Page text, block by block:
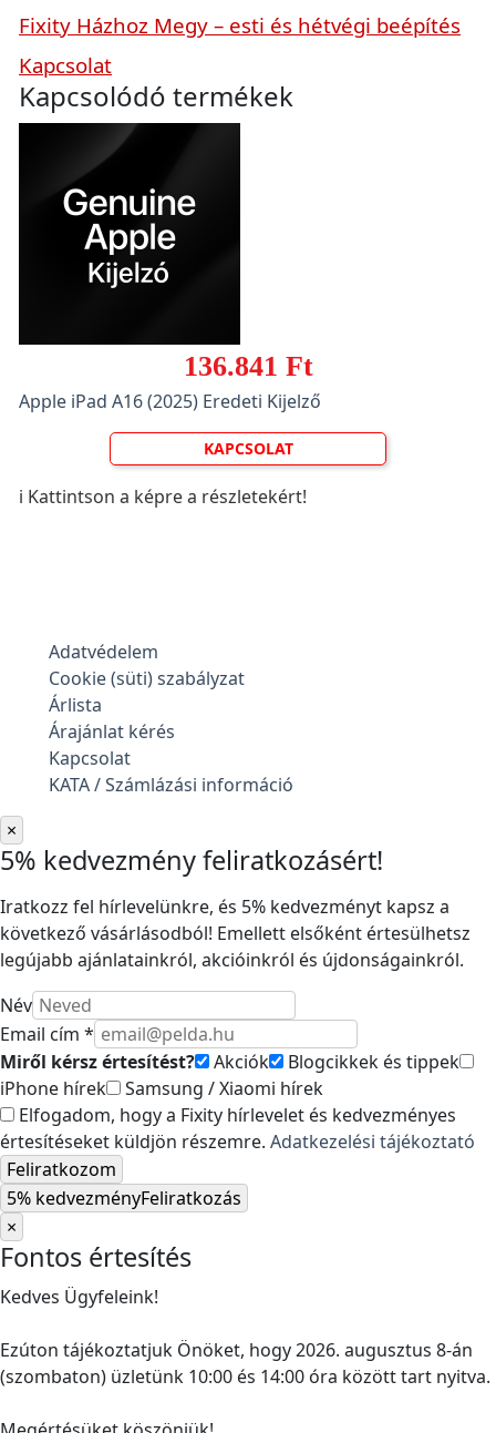
Fixity Házhoz Megy – esti és hétvégi beépítés
Kapcsolat
Kapcsolódó termékek
136.841 Ft
Apple iPad A16 (2025) Eredeti Kijelző
KAPCSOLAT
ℹ️ Kattintson a képre a részletekért!
Adatvédelem
Cookie (süti) szabályzat
Árlista
Árajánlat kérés
Kapcsolat
KATA / Számlázási információ
×
5% kedvezmény feliratkozásért!
Iratkozz fel hírlevelünkre, és 5% kedvezményt kapsz a
következő vásárlásodból! Emellett elsőként értesülhetsz
legújabb ajánlatainkról, akcióinkról és újdonságainkról.
Név
Email cím *
Miről kérsz értesítést?
Akciók
Blogcikkek és tippek
iPhone hírek
Samsung / Xiaomi hírek
Elfogadom, hogy a Fixity hírlevelet és kedvezményes
értesítéseket küldjön részemre. Adatkezelési tájékoztató
Feliratkozom
5% kedvezményFeliratkozás
×
Fontos értesítés
Kedves Ügyfeleink!
Ezúton tájékoztatjuk Önöket, hogy 2026. augusztus 8-án
(szombaton) üzletünk 10:00 és 14:00 óra között tart nyitva.